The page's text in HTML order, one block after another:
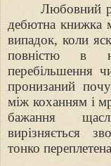
Любовний
дебютна книжка
випадок, коли
повністю в
перебільшення
пронизаний
між коханням і
бажання
вирізняється
тонко